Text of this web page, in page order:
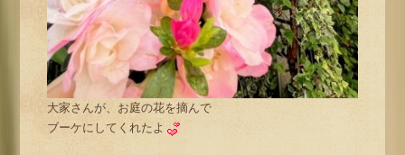
大家さんが、お庭の花を摘んで
ブーケにしてくれたよ